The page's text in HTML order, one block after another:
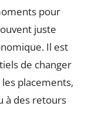
pour
juste
Il est
de changer
placements,
à des retours